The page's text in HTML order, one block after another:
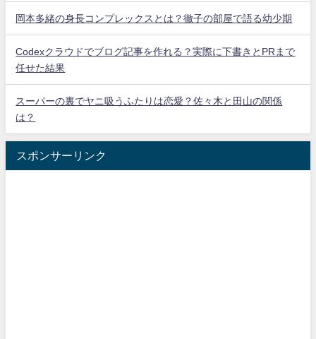
岡本多緒の身長コンプレックスとは？徹子の部屋で語る幼少期
Codexクラウドでブログ記事を作れる？実際に下書きとPRまで
任せた結果
スーパーの裏でヤニ吸うふたりは恋愛？佐々木と田山の関係
は？
スポンサーリンク